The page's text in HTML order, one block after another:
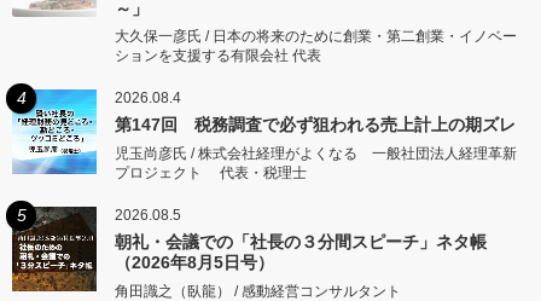
～」
大久保一彦氏 / 日本の将来のために創業・第二創業・イノベー
ションを支援する有限会社 代表
4 2026.08.4
第147回 税務調査で必ず狙われる売上計上の期ズレ
児玉尚彦氏 / 株式会社経理がよくなる 一般社団法人経理革新
プロジェクト 代表・税理士
5 2026.08.5
朝礼・会議での「社長の３分間スピーチ」ネタ帳
（2026年8月5日号）
角田識之（臥龍） / 感動経営コンサルタント